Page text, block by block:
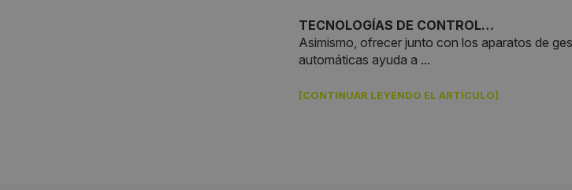
TECNOLOGÍAS DE CONTROL…
Asimismo, ofrecer junto con los aparatos de
automáticas ayuda a ...
[CONTINUAR LEYENDO EL ARTÍCULO]